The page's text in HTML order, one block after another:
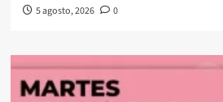
5 agosto, 2026 0